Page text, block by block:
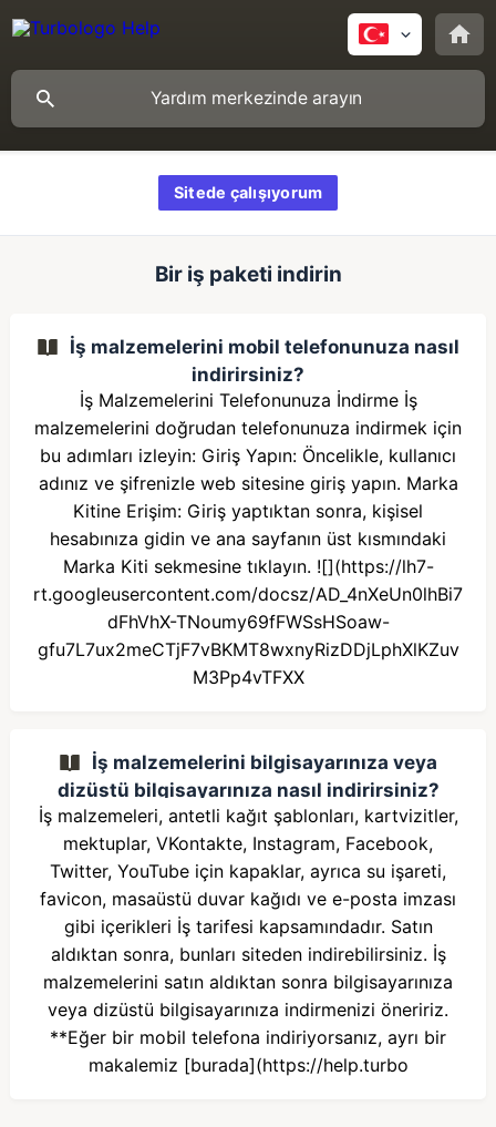
Sitede çalışıyorum
Bir iş paketi indirin
İş malzemelerini mobil telefonunuza nasıl
indirirsiniz?
İş Malzemelerini Telefonunuza İndirme İş
malzemelerini doğrudan telefonunuza indirmek için
bu adımları izleyin: Giriş Yapın: Öncelikle, kullanıcı
adınız ve şifrenizle web sitesine giriş yapın. Marka
Kitine Erişim: Giriş yaptıktan sonra, kişisel
hesabınıza gidin ve ana sayfanın üst kısmındaki
Marka Kiti sekmesine tıklayın. ![](https://lh7-
rt.googleusercontent.com/docsz/AD_4nXeUn0lhBi7
dFhVhX-TNoumy69fFWSsHSoaw-
gfu7L7ux2meCTjF7vBKMT8wxnyRizDDjLphXlKZuv
M3Pp4vTFXX
İş malzemelerini bilgisayarınıza veya
dizüstü bilgisayarınıza nasıl indirirsiniz?
İş malzemeleri, antetli kağıt şablonları, kartvizitler,
mektuplar, VKontakte, Instagram, Facebook,
Twitter, YouTube için kapaklar, ayrıca su işareti,
favicon, masaüstü duvar kağıdı ve e-posta imzası
gibi içerikleri İş tarifesi kapsamındadır. Satın
aldıktan sonra, bunları siteden indirebilirsiniz. İş
malzemelerini satın aldıktan sonra bilgisayarınıza
veya dizüstü bilgisayarınıza indirmenizi öneririz.
**Eğer bir mobil telefona indiriyorsanız, ayrı bir
makalemiz [burada](https://help.turbo